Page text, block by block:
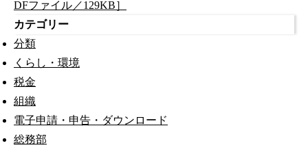
DFファイル／129KB］
カテゴリー
分類
くらし・環境
税金
組織
電子申請・申告・ダウンロード
総務部